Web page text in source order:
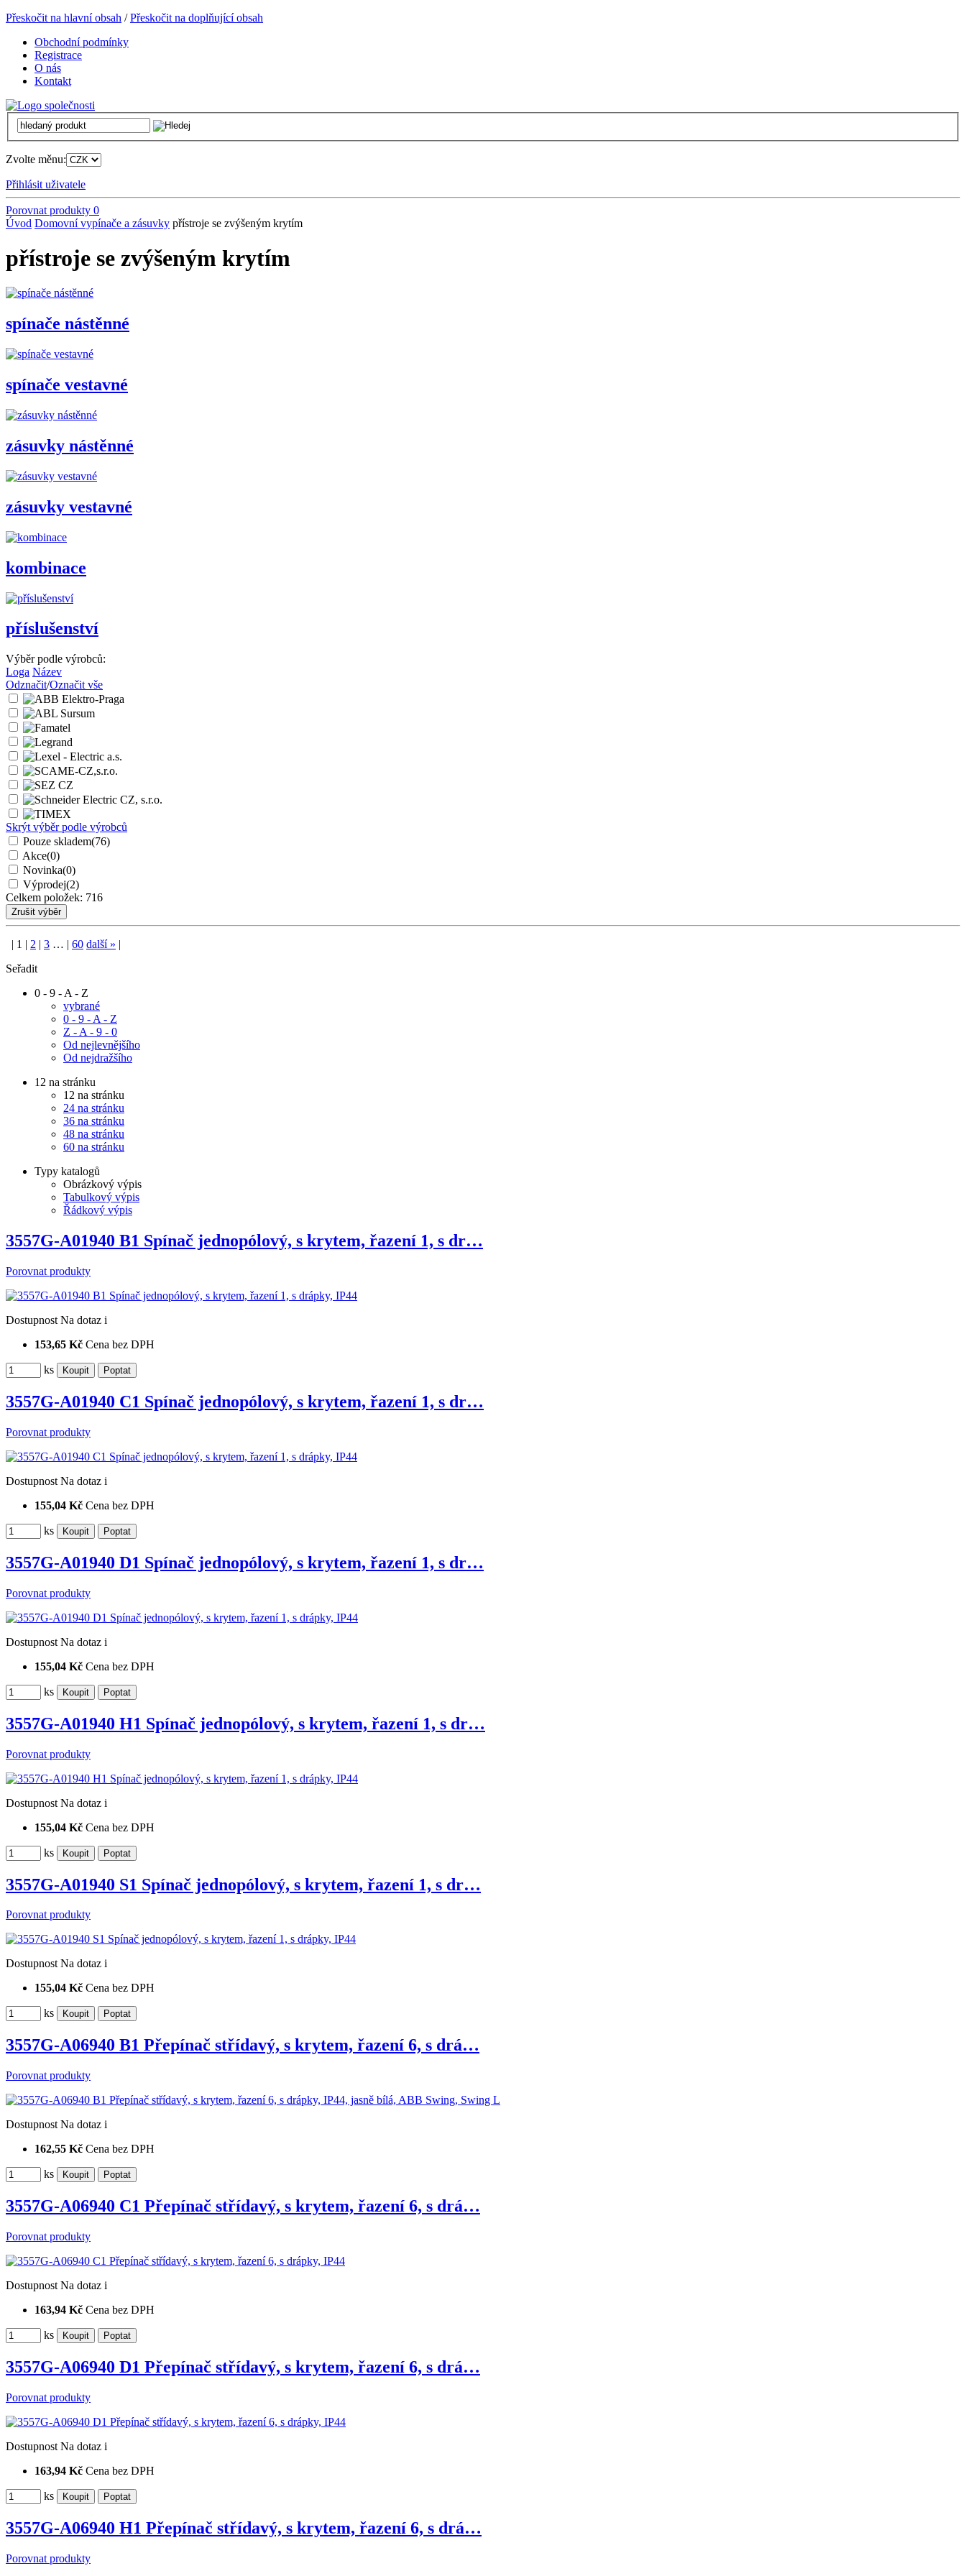
Přeskočit na hlavní obsah /Přeskočit na doplňující obsah
Obchodní podmínky
Registrace
O nás
Kontakt
Zvolte měnu:
Přihlásit uživatele
Porovnat produkty 0
Úvod Domovní vypínače a zásuvky přístroje se zvýšeným krytím
přístroje se zvýšeným krytím
spínače nástěnné
spínače vestavné
zásuvky nástěnné
zásuvky vestavné
kombinace
příslušenství
Výběr podle výrobců:
Loga Název
Odznačit/Označit vše
Skrýt výběr podle výrobců
Pouze skladem(76)
Akce(0)
Novinka(0)
Výprodej(2)
Celkem položek: 716
| 1 | 2 | 3 … | 60 další» |
Seřadit
0 - 9 - A - Z
vybrané
0 - 9 - A - Z
Z - A - 9 - 0
Od nejlevnějšího
Od nejdražšího
12 na stránku
12 na stránku
24 na stránku
36 na stránku
48 na stránku
60 na stránku
Typy katalogů
Obrázkový výpis
Tabulkový výpis
Řádkový výpis
3557G-A01940 B1 Spínač jednopólový, s krytem, řazení 1, s dr…
Porovnat produkty
Dostupnost Na dotaz i
153,65 Kč Cena bez DPH
ks
3557G-A01940 C1 Spínač jednopólový, s krytem, řazení 1, s dr…
Porovnat produkty
Dostupnost Na dotaz i
155,04 Kč Cena bez DPH
ks
3557G-A01940 D1 Spínač jednopólový, s krytem, řazení 1, s dr…
Porovnat produkty
Dostupnost Na dotaz i
155,04 Kč Cena bez DPH
ks
3557G-A01940 H1 Spínač jednopólový, s krytem, řazení 1, s dr…
Porovnat produkty
Dostupnost Na dotaz i
155,04 Kč Cena bez DPH
ks
3557G-A01940 S1 Spínač jednopólový, s krytem, řazení 1, s dr…
Porovnat produkty
Dostupnost Na dotaz i
155,04 Kč Cena bez DPH
ks
3557G-A06940 B1 Přepínač střídavý, s krytem, řazení 6, s drá…
Porovnat produkty
Dostupnost Na dotaz i
162,55 Kč Cena bez DPH
ks
3557G-A06940 C1 Přepínač střídavý, s krytem, řazení 6, s drá…
Porovnat produkty
Dostupnost Na dotaz i
163,94 Kč Cena bez DPH
ks
3557G-A06940 D1 Přepínač střídavý, s krytem, řazení 6, s drá…
Porovnat produkty
Dostupnost Na dotaz i
163,94 Kč Cena bez DPH
ks
3557G-A06940 H1 Přepínač střídavý, s krytem, řazení 6, s drá…
Porovnat produkty